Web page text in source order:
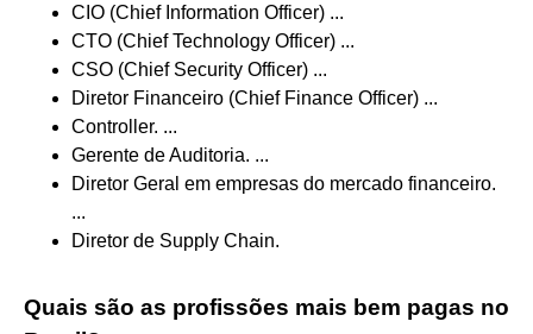
CIO (Chief Information Officer) ...
CTO (Chief Technology Officer) ...
CSO (Chief Security Officer) ...
Diretor Financeiro (Chief Finance Officer) ...
Controller. ...
Gerente de Auditoria. ...
Diretor Geral em empresas do mercado financeiro.
...
Diretor de Supply Chain.
Quais são as profissões mais bem pagas no